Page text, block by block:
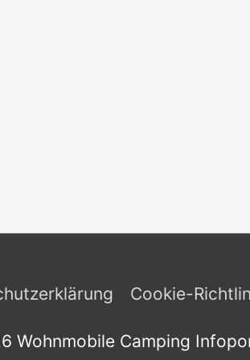
Cookie-
Wohnmobile Camping